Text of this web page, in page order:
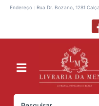
Endereço : Rua Dr. Bozano, 1281